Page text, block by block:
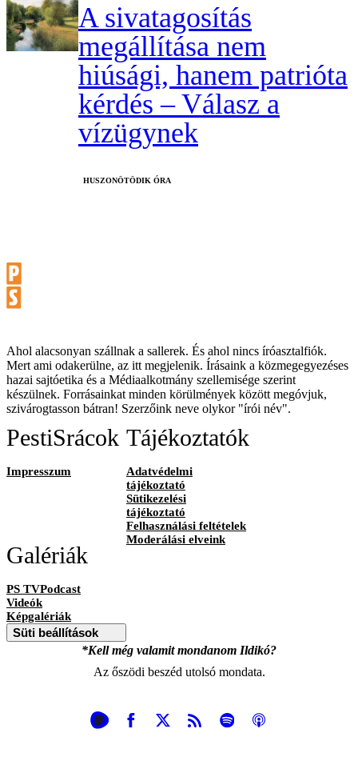
A sivatagosítás
megállítása nem
hiúsági, hanem patrióta
kérdés – Válasz a
vízügynek
HUSZONÖTÖDIK ÓRA
Ahol alacsonyan szállnak a sallerek. És ahol nincs íróasztalfiók.
Mert ami odakerülne, az itt megjelenik. Írásaink a közmegegyezéses
hazai sajtóetika és a Médiaalkotmány szellemisége szerint
készülnek. Forrásainkat minden körülmények között megóvjuk,
szivárogtasson bátran! Szerzőink neve olykor "írói név".
PestiSrácok
Impresszum
Tájékoztatók
Adatvédelmi
tájékoztató
Sütikezelési
tájékoztató
Felhasználási feltételek
Moderálási elveink
Galériák
PS TVPodcast
Videók
Képgalériák
Süti beállítások
*Kell még valamit mondanom Ildikó?
Az őszödi beszéd utolsó mondata.